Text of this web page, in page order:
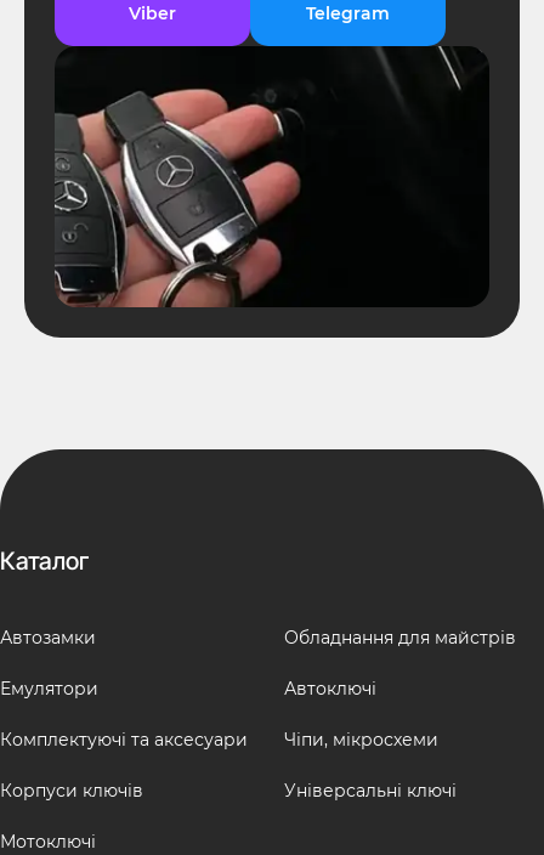
Viber Telegram
Каталог
Автозамки
Емулятори
Комплектуючі та аксесуари
Корпуси ключів
Мотоключі
Обладнання для майстрів
Автоключі
Чіпи, мікросхеми
Універсальні ключі